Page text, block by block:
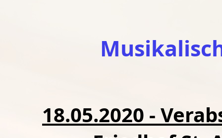
18.05.2020 -